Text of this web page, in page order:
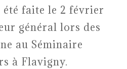
été faite le 2 février
général lors des
au Séminaire
à Flavigny.